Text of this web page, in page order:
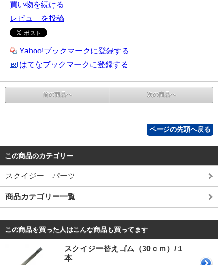
買い物を続ける
レビューを投稿
Yahoo!ブックマークに登録する
はてなブックマークに登録する
前の商品へ 次の商品へ
ページの先頭へ戻る
この商品のカテゴリー
スクイジー パーツ
商品カテゴリー一覧
この商品を買った人はこんな商品も買ってます
スクイジー替えゴム（30ｃｍ）/１
本